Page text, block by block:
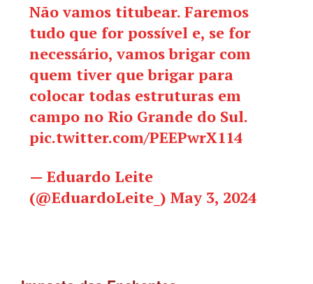
Não vamos titubear. Faremos
tudo que for possível e, se for
necessário, vamos brigar com
quem tiver que brigar para
colocar todas estruturas em
campo no Rio Grande do Sul.
pic.twitter.com/PEEPwrX114
— Eduardo Leite
(@EduardoLeite_) May 3, 2024